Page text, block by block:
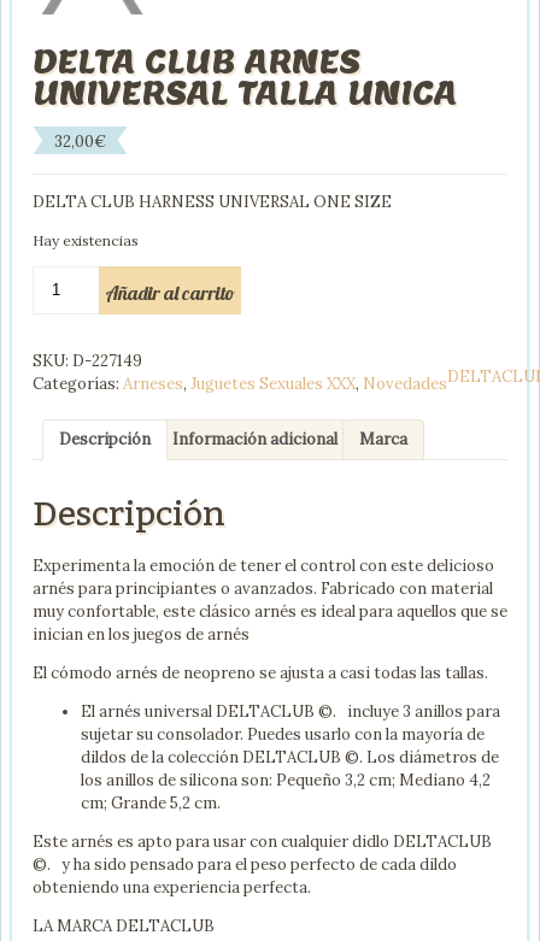
DELTA CLUB ARNES
UNIVERSAL TALLA UNICA
32,00€
DELTA CLUB HARNESS UNIVERSAL ONE SIZE
Hay existencias
CLUB
TALLA
UNICA
Añadir al carrito
SKU: D-227149
Categorías: Arneses, Juguetes Sexuales XXX, Novedades
Descripción Información adicional Marca
Descripción
Experimenta la emoción de tener el control con este delicioso
arnés para principiantes o avanzados. Fabricado con material
muy confortable, este clásico arnés es ideal para aquellos que se
inician en los juegos de arnés
El cómodo arnés de neopreno se ajusta a casi todas las tallas.
El arnés universal DELTACLUB ©. incluye 3 anillos para
sujetar su consolador. Puedes usarlo con la mayoría de
dildos de la colección DELTACLUB ©. Los diámetros de
los anillos de silicona son: Pequeño 3,2 cm; Mediano 4,2
cm; Grande 5,2 cm.
Este arnés es apto para usar con cualquier didlo DELTACLUB
©. y ha sido pensado para el peso perfecto de cada dildo
obteniendo una experiencia perfecta.
LA MARCA DELTACLUB